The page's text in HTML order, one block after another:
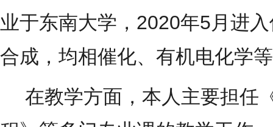
业于东南大学， 2020年5月进
合成，均相催化、有机电化学
在教学方面，本人主要担任